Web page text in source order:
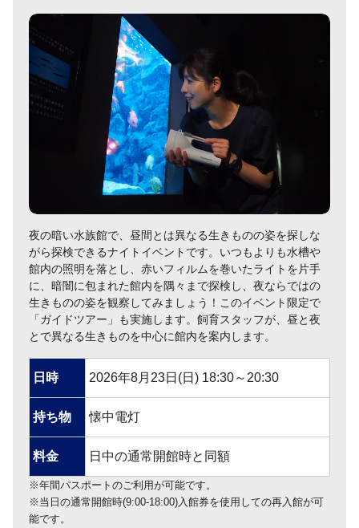
夜の暗い水族館で、昼間とは異なる生きものの姿を探しな
がら探検できるナイトイベントです。いつもよりも水槽や
館内の照明を落とし、赤いフィルムを巻いたライトを片手
に、暗闇に包まれた館内を隅々まで探検し、夜ならではの
生きものの姿を観察してみましょう！このイベント限定で
「ガイドツアー」も実施します。飼育スタッフが、昼と夜
とで異なる生きものを中心に館内を案内します。
日時 2026年8月23日(日) 18:30～20:30
持ち物 懐中電灯
料金 日中の通常開館時と同額
※年間パスポートのご利用が可能です。
※当日の通常開館時(9:00-18:00)入館券を使用しての再入館が可
能です。